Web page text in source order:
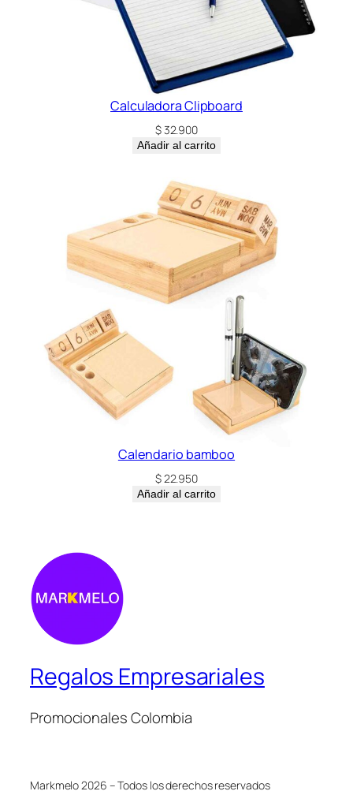
Calculadora Clipboard
$32.900
Añadir al carrito
Calendario bamboo
$22.950
Añadir al carrito
Regalos Empresariales
Promocionales Colombia
Markmelo 2026 – Todos los derechos reservados